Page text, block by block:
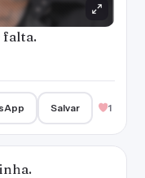
falta.
Salvar 1